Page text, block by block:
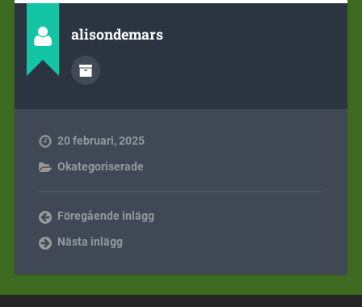
alisondemars
20 februari, 2025
Okategoriserade
Föregående inlägg
Nästa inlägg